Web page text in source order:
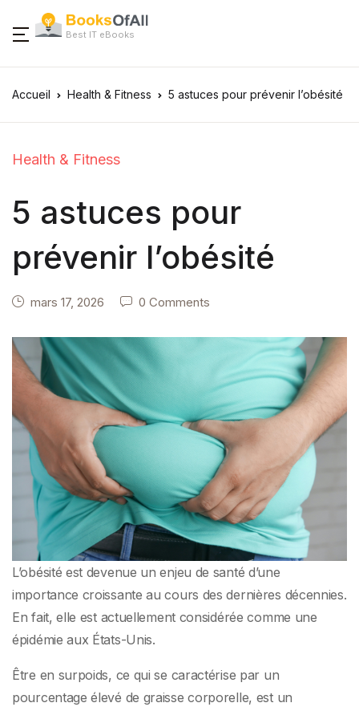
Best IT eBooks
Accueil Health & Fitness 5 astuces pour prévenir l’obésité
Health & Fitness
5 astuces pour
prévenir l’obésité
mars 17, 2026 0 Comments
L’obésité est devenue un enjeu de santé d’une
importance croissante au cours des dernières décennies.
En fait, elle est actuellement considérée comme une
épidémie aux États-Unis.
Être en surpoids, ce qui se caractérise par un
pourcentage élevé de graisse corporelle, est un